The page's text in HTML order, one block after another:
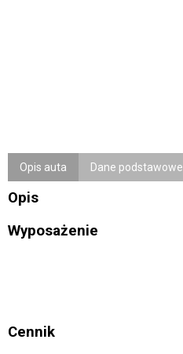
Opis auta Dane podstawowe
Opis
Wyposażenie
Cennik